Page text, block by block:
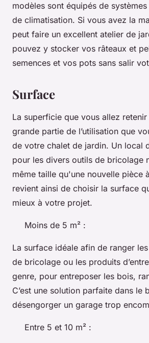
modèles sont équipés de
de climatisation. Si vous avez la
peut faire un excellent atelier de
pouvez y stocker vos râteaux et
semences et vos pots sans salir
Surface
La superficie que vous allez
grande partie de l’utilisation que
de votre chalet de jardin. Un local
pour les divers outils de bricolage
même taille qu'une nouvelle pièce
revient ainsi de choisir la surface
mieux à votre projet.
Moins de 5 m² :
La surface idéale afin de ranger
de bricolage ou les produits
genre, pour entreposer les bois,
C’est une solution parfaite dans le
désengorger un garage trop
Entre 5 et 10 m² :